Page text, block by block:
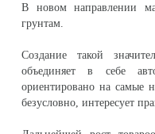
В новом направлении
грунтам.
Создание такой
объединяет в себе
ориентировано на самые
безусловно, интересует